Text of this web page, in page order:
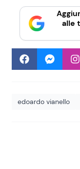
alle
edoardo vianello